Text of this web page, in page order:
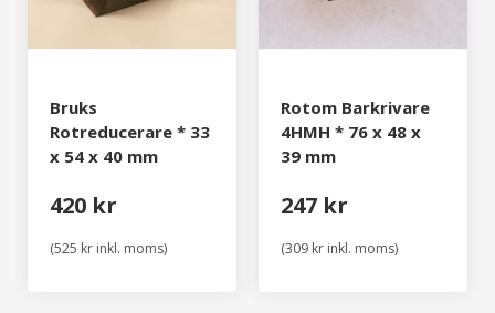
Bruks
Rotreducerare * 33
x 54 x 40 mm
420 kr
(525 kr inkl. moms)
Rotom Barkrivare
4HMH * 76 x 48 x
39 mm
247 kr
(309 kr inkl. moms)